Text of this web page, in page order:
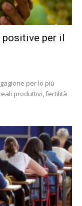
per il
per lo più
produttivi, fertilità